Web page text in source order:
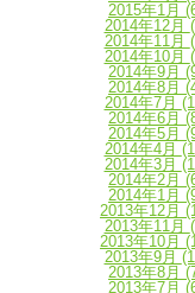
2015年1月
2014年12月
2014年11月
2014年10月
2014年9月
2014年8月
2014年7月
2014年6月
2014年5月
2014年4月
2014年3月
2014年2月
2014年1月
2013年12月
2013年11月
2013年10月
2013年9月
2013年8月
2013年7月